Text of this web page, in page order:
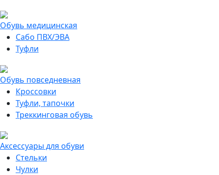
Обувь медицинская
Сабо ПВХ/ЭВА
Туфли
Обувь повседневная
Кроссовки
Туфли, тапочки
Треккинговая обувь
Аксессуары для обуви
Стельки
Чулки